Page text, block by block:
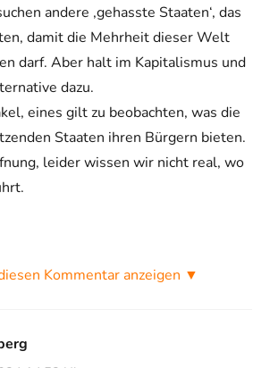
andere ‚gehasste Staaten‘, das
damit die Mehrheit dieser Welt
darf. Aber halt im Kapitalismus und
dazu.
eines gilt zu beobachten, was die
Staaten ihren Bürgern bieten.
leider wissen wir nicht real, wo
Kommentar anzeigen ▼